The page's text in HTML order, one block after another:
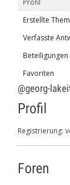
Profil
Erstellte
Verfasste
Beteiligungen
Favoriten
@georg-
Profil
Registrierung:
Foren